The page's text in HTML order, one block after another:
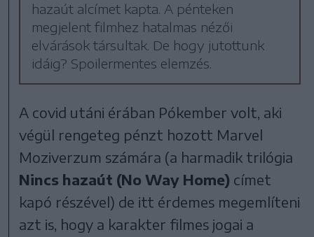
hazaút alcímet kapta. A pénteken
megjelent filmhez hatalmas nézői
elvárások társultak. De hogy jutottunk
idáig? Spoilermentes elemzés.
A covid utáni érában Pókember volt, aki
végül rengeteg pénzt hozott Marvel
Moziverzum számára (a harmadik trilógia
Nincs hazaút (No Way Home) címet
kapó részével) de itt érdemes megemlíteni
azt is, hogy a karakter filmes jogai a